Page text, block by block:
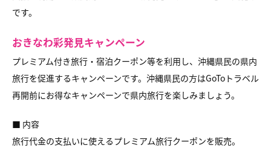
です。
おきなわ彩発見キャンペーン
プレミアム付き旅行・宿泊クーポン等を利用し、沖縄県民の県内
旅行を促進するキャンペーンです。沖縄県民の方はGoToトラベル
再開前にお得なキャンペーンで県内旅行を楽しみましょう。
■ 内容
旅行代金の支払いに使えるプレミアム旅行クーポンを販売。